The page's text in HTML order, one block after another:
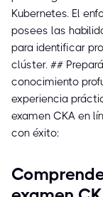
Kubernetes. El
posees las
para identificar
clúster. ##
conocimiento
experiencia
examen CKA en
con éxito: